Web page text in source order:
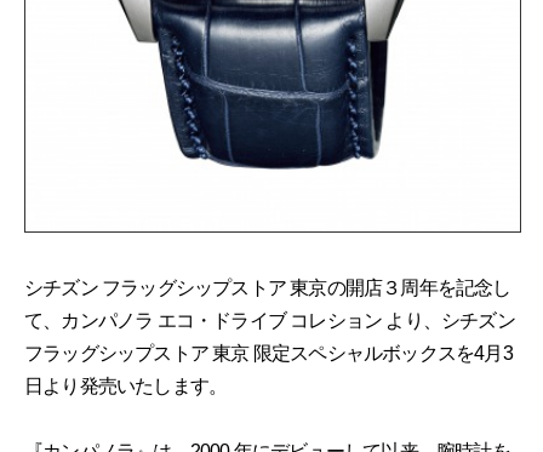
シチズン フラッグシップストア 東京の開店３周年を記念し
て、カンパノラ エコ・ドライブ コレション より、シチズン
フラッグシップストア 東京 限定スペシャルボックスを4月3
日より発売いたします。